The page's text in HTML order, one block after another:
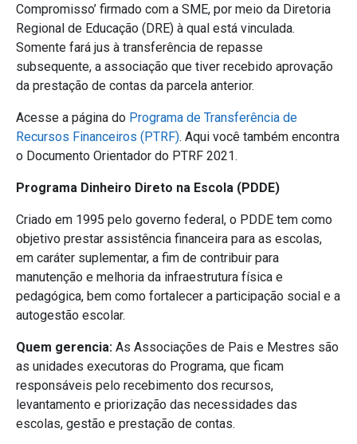
Compromisso’ firmado com a SME, por meio da Diretoria
Regional de Educação (DRE) à qual está vinculada.
Somente fará jus à transferência de repasse
subsequente, a associação que tiver recebido aprovação
da prestação de contas da parcela anterior.
Acesse a página do Programa de Transferência de
Recursos Financeiros (PTRF). Aqui você também encontra
o Documento Orientador do PTRF 2021.
Programa Dinheiro Direto na Escola (PDDE)
Criado em 1995 pelo governo federal, o PDDE tem como
objetivo prestar assistência financeira para as escolas,
em caráter suplementar, a fim de contribuir para
manutenção e melhoria da infraestrutura física e
pedagógica, bem como fortalecer a participação social e a
autogestão escolar.
Quem gerencia: As Associações de Pais e Mestres são
as unidades executoras do Programa, que ficam
responsáveis pelo recebimento dos recursos,
levantamento e priorização das necessidades das
escolas, gestão e prestação de contas.